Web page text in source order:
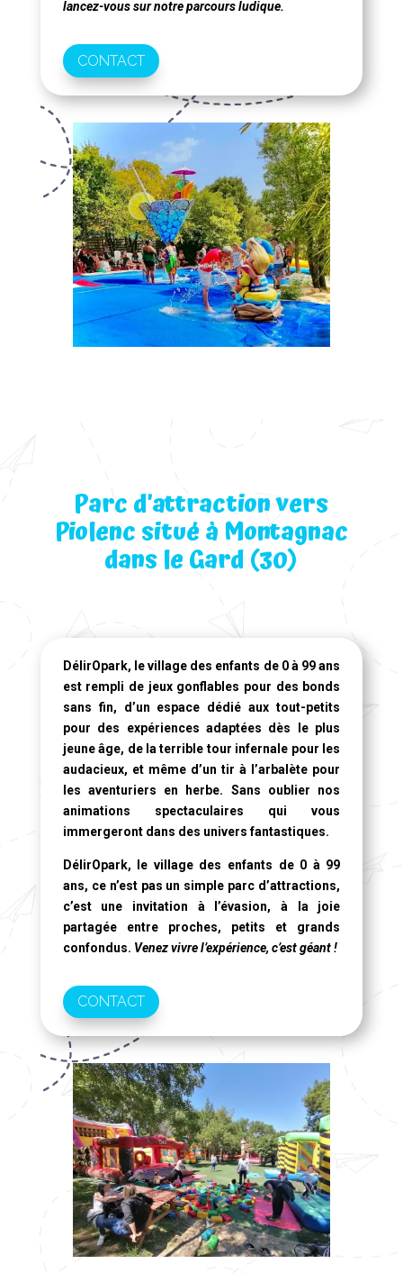
lancez-vous sur notre parcours ludique.
CONTACT
Parc d’attraction vers
Piolenc situé à Montagnac
dans le Gard (30)
DélirOpark, le village des enfants de 0 à 99 ans
est rempli de jeux gonflables pour des bonds
sans fin, d’un espace dédié aux tout-petits
pour des expériences adaptées dès le plus
jeune âge, de la terrible tour infernale pour les
audacieux, et même d’un tir à l’arbalète pour
les aventuriers en herbe. Sans oublier nos
animations spectaculaires qui vous
immergeront dans des univers fantastiques.
DélirOpark, le village des enfants de 0 à 99
ans, ce n’est pas un simple parc d’attractions,
c’est une invitation à l’évasion, à la joie
partagée entre proches, petits et grands
confondus. Venez vivre l’expérience, c’est géant !
CONTACT